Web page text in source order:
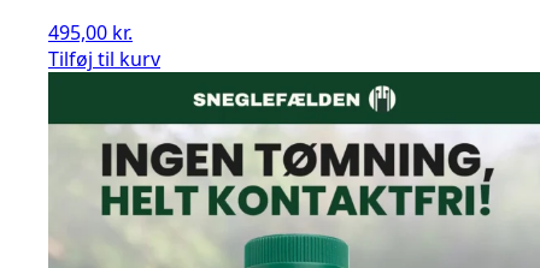
495,00 kr.
Sneglefælden
Tilføj til kurv